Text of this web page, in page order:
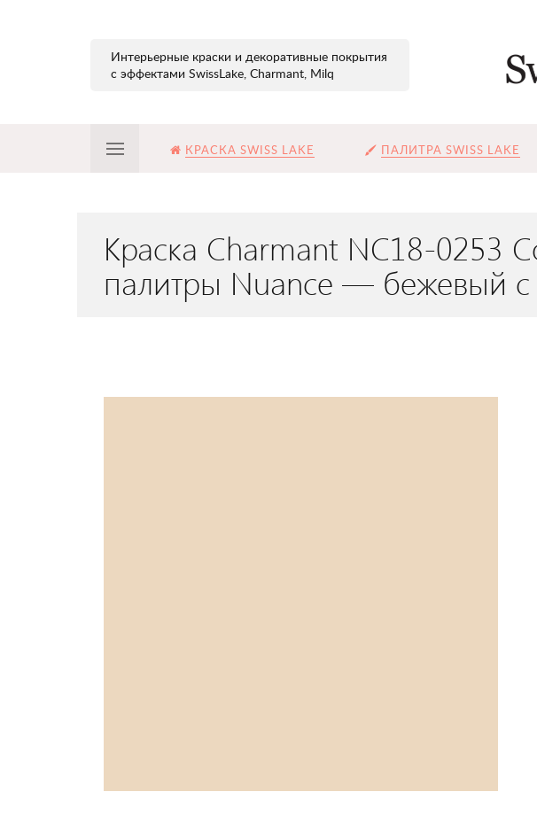
Интерьерные краски и декоративные покрытия
с эффектами SwissLake, Charmant, Milq
КРАСКА SWISS LAKE ПАЛИТРА SWISS LAKE
Краска Charmant NC18-0253
палитры Nuance — бежевый